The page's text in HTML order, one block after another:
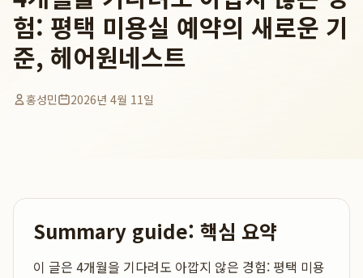
험: 평택 미용실 예약의 새로운 기
준, 헤어원네스트
홍성민 2026년 4월 11일
Summary guide: 핵심 요약
이 글은 4개월을 기다려도 아깝지 않은 경험: 평택 미용